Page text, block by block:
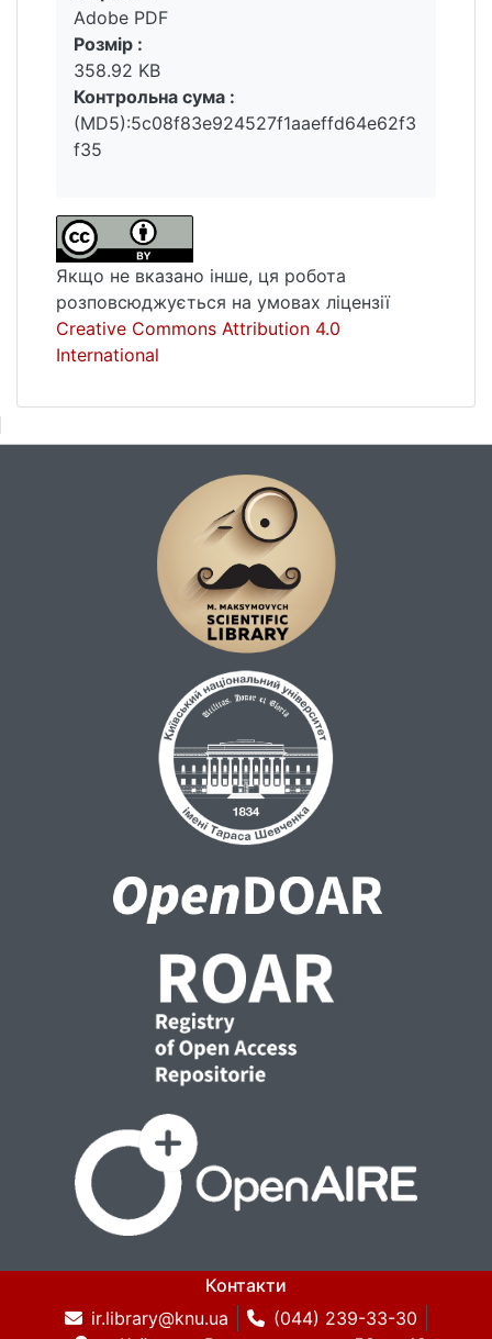
Adobe PDF
Розмір :
358.92 KB
Контрольна сума :
(MD5):5c08f83e924527f1aaeffd64e62f3
f35
Якщо не вказано інше, ця робота
розповсюджується на умовах ліцензії
Creative Commons Attribution 4.0
International
Контакти
ir.library@knu.ua
(044) 239-33-30